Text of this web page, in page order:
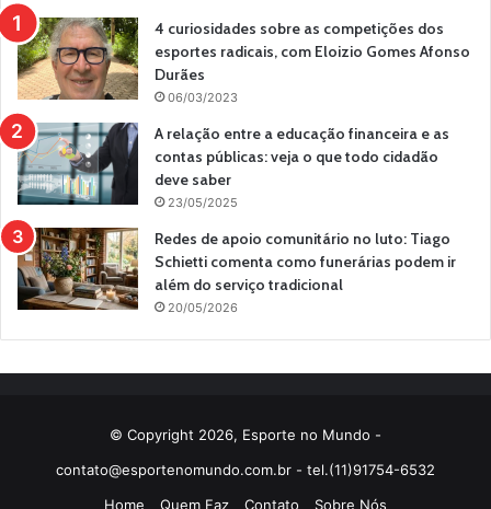
4 curiosidades sobre as competições dos
esportes radicais, com Eloizio Gomes Afonso
Durães
06/03/2023
A relação entre a educação financeira e as
contas públicas: veja o que todo cidadão
deve saber
23/05/2025
Redes de apoio comunitário no luto: Tiago
Schietti comenta como funerárias podem ir
além do serviço tradicional
20/05/2026
© Copyright 2026, Esporte no Mundo -
contato@esportenomundo.com.br - tel.(11)91754-6532
Home
Quem Faz Contato Sobre Nós